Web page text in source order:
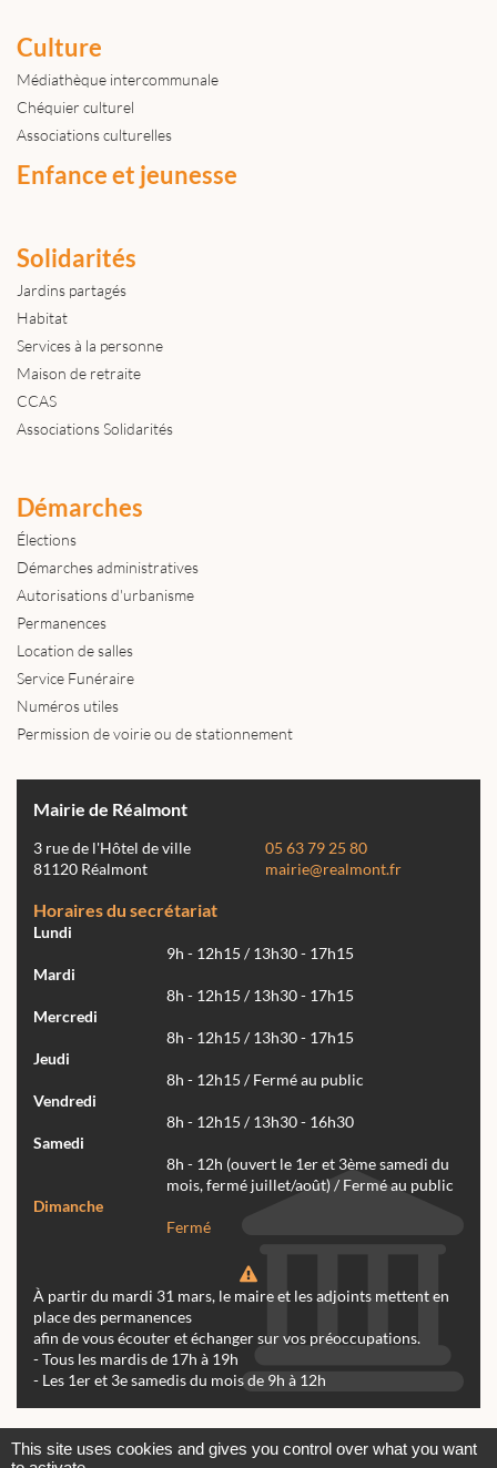
Culture
Médiathèque intercommunale
Chéquier culturel
Associations culturelles
Enfance et jeunesse
Solidarités
Jardins partagés
Habitat
Services à la personne
Maison de retraite
CCAS
Associations Solidarités
Démarches
Élections
Démarches administratives
Autorisations d'urbanisme
Permanences
Location de salles
Service Funéraire
Numéros utiles
Permission de voirie ou de stationnement
Mairie de Réalmont
3 rue de l'Hôtel de ville
81120 Réalmont
05 63 79 25 80
mairie@realmont.fr
Horaires du secrétariat
Lundi
9h - 12h15 / 13h30 - 17h15
Mardi
8h - 12h15 / 13h30 - 17h15
Mercredi
8h - 12h15 / 13h30 - 17h15
Jeudi
8h - 12h15 / Fermé au public
Vendredi
8h - 12h15 / 13h30 - 16h30
Samedi
8h - 12h (ouvert le 1er et 3ème samedi du
mois, fermé juillet/août) / Fermé au public
Dimanche
Fermé
À partir du mardi 31 mars, le maire et les adjoints mettent en
place des permanences
afin de vous écouter et échanger sur vos préoccupations.
- Tous les mardis de 17h à 19h
- Les 1er et 3e samedis du mois de 9h à 12h
This site uses cookies and gives you control over what you want